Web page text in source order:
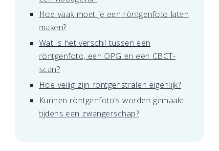
Hoe vaak moet je een röntgenfoto laten
maken?
Wat is het verschil tussen een
röntgenfoto, een OPG en een CBCT-
scan?
Hoe veilig zijn röntgenstralen eigenlijk?
Kunnen röntgenfoto’s worden gemaakt
tijdens een zwangerschap?